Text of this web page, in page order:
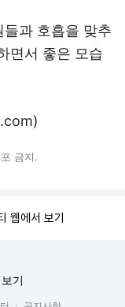
과 호흡을 맞추
면서 좋은 모습
금지.
웹에서 보기
기